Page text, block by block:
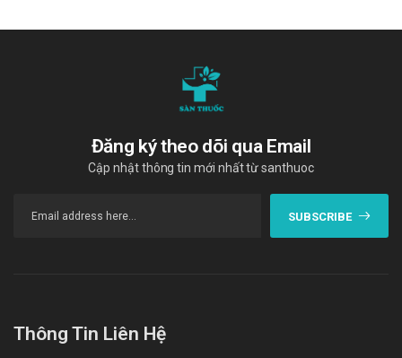
Đăng ký theo dõi qua Email
Cập nhật thông tin mới nhất từ santhuoc
SUBSCRIBE
Thông Tin Liên Hệ